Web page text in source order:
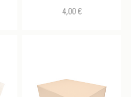
4,00 €